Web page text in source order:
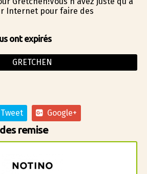
Internet pour faire des
ont expirés
GRETCHEN
Tweet Google+
remise